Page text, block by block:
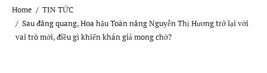
Home
TIN TỨC
Sau đăng quang, Hoa hậu Toàn năng Nguyễn Thị Hương trở lại với
vai trò mới, điều gì khiến khán giả mong chờ?